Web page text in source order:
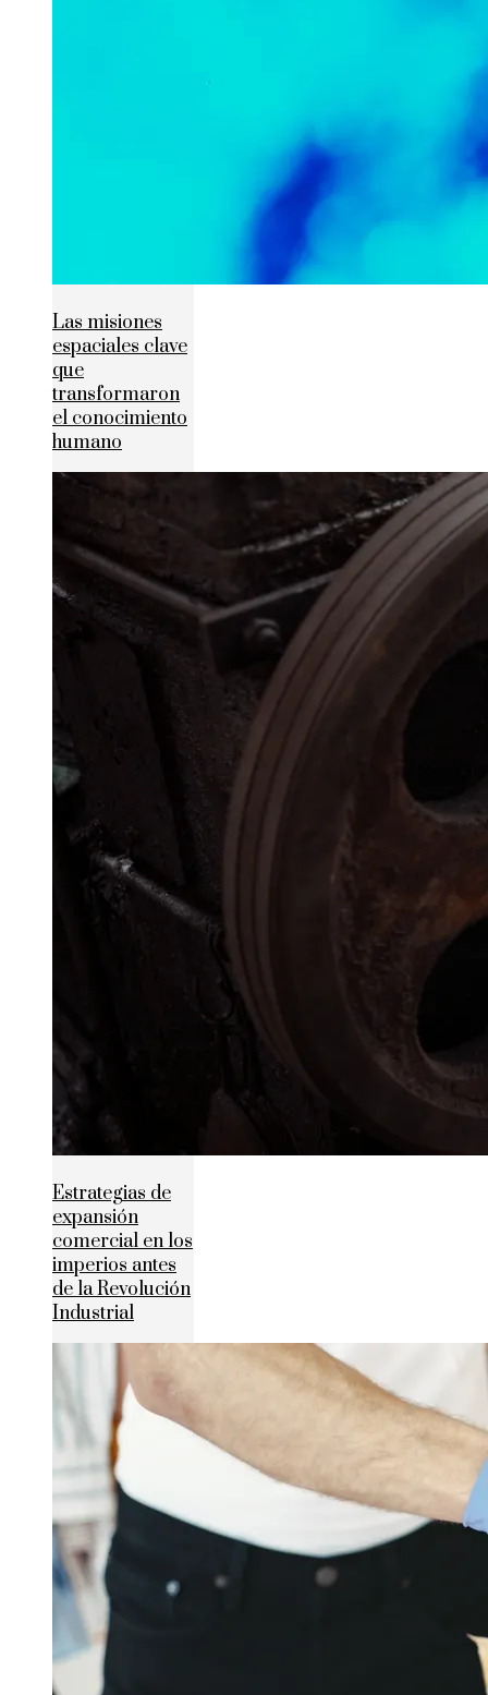
Las misiones
espaciales clave
que
transformaron
el conocimiento
humano
Estrategias de
expansión
comercial en los
imperios antes
de la Revolución
Industrial